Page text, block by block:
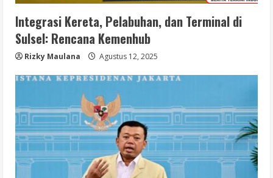
Integrasi Kereta, Pelabuhan, dan Terminal di
Sulsel: Rencana Kemenhub
Rizky Maulana Agustus 12, 2025